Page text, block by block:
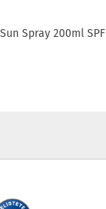
Spray 200ml